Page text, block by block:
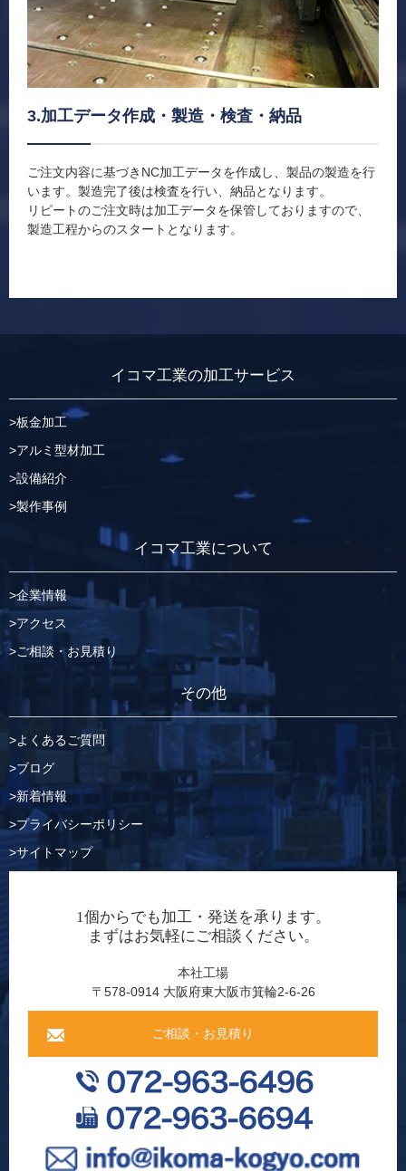
3.加工データ作成・製造・検査・納品
ご注文内容に基づきNC加工データを作成し、製品の製造を行
います。製造完了後は検査を行い、納品となります。
リピートのご注文時は加工データを保管しておりますので、
製造工程からのスタートとなります。
イコマ工業の加工サービス
板金加工
アルミ型材加工
設備紹介
製作事例
イコマ工業について
企業情報
アクセス
ご相談・お見積り
その他
よくあるご質問
ブログ
新着情報
プライバシーポリシー
サイトマップ
1個からでも加工・発送を承ります。
まずはお気軽にご相談ください。
本社工場
〒578-0914 大阪府東大阪市箕輪2-6-26
ご相談・お見積り